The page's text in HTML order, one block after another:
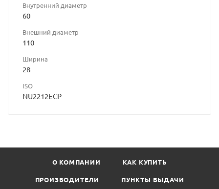
Внутренний диаметр
60
Внешний диаметр
110
Ширина
28
ISO
NU2212ECP
О КОМПАНИИ КАК КУПИТЬ
ПРОИЗВОДИТЕЛИ ПУНКТЫ ВЫДАЧИ